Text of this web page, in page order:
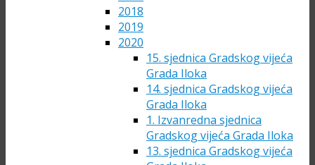
2018
2019
2020
15. sjednica Gradskog vijeća
Grada Iloka
14. sjednica Gradskog vijeća
Grada Iloka
1. Izvanredna sjednica
Gradskog vijeća Grada Iloka
13. sjednica Gradskog vijeća